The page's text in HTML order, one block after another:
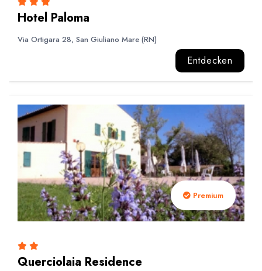
Hotel Paloma
Via Ortigara 28, San Giuliano Mare (RN)
Entdecken
Premium
Querciolaia Residence